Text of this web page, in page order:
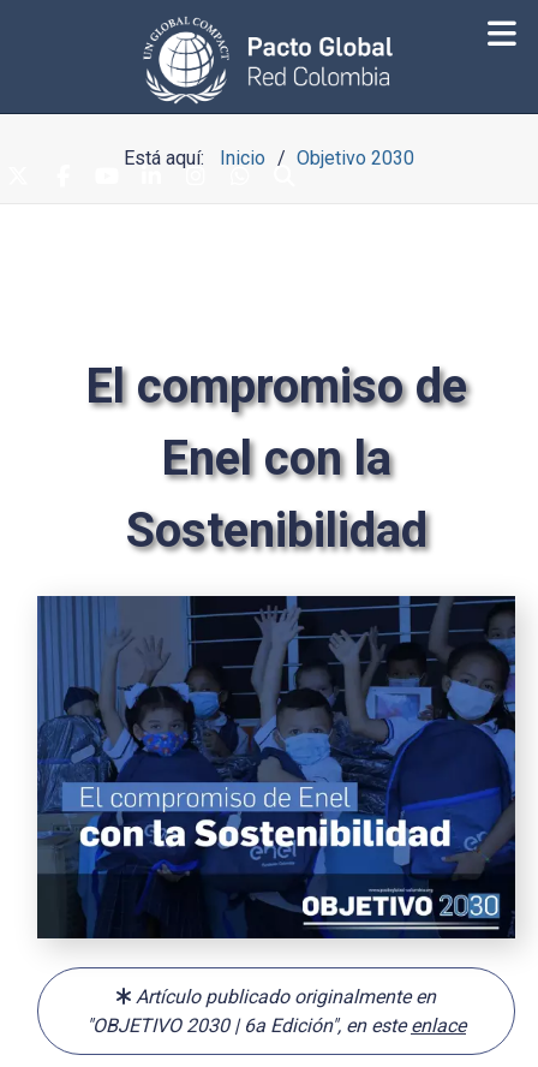
Está aquí: Inicio Objetivo 2030
El compromiso de
Enel con la
Sostenibilidad
Artículo publicado originalmente en
"OBJETIVO 2030 | 6a Edición", en esteenlace